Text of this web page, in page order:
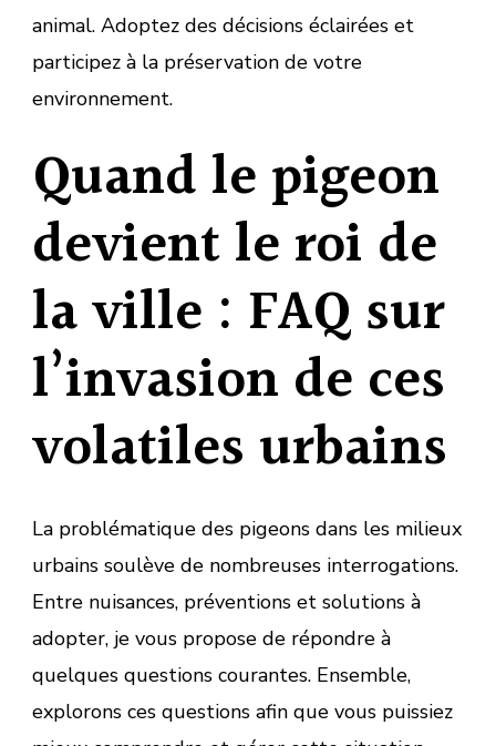
animal. Adoptez des décisions éclairées et
participez à la préservation de votre
environnement.
Quand le pigeon
devient le roi de
la ville : FAQ sur
l’invasion de ces
volatiles urbains
La problématique des pigeons dans les milieux
urbains soulève de nombreuses interrogations.
Entre nuisances, préventions et solutions à
adopter, je vous propose de répondre à
quelques questions courantes. Ensemble,
explorons ces questions afin que vous puissiez